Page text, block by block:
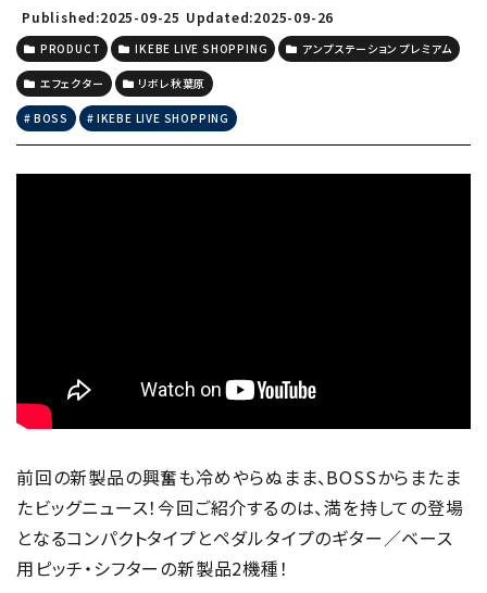
Published:2025-09-25 Updated:2025-09-26
PRODUCT IKEBE LIVE SHOPPING アンプステーション プレミアム
エフェクター リボレ秋葉原
BOSS IKEBE LIVE SHOPPING
前回の新製品の興奮も冷めやらぬまま、BOSSからまたま
たビッグニュース！今回ご紹介するのは、満を持しての登場
となるコンパクトタイプとペダルタイプのギター／ベース
用ピッチ・シフターの新製品2機種！